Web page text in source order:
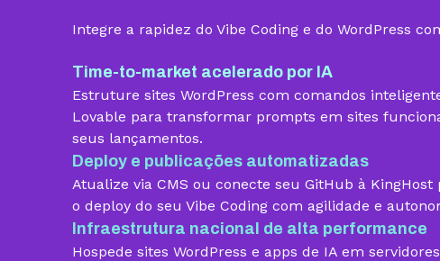
Armazenamento
Hospedagem gerenciada para
WordPress
Domínio grátis
Migração grátis
Vibe Coding
Integre a rapidez do Vibe Coding e do WordPress
Time-to-market acelerado por IA
Estruture sites WordPress com comandos
Lovable para transformar prompts em sites
seus lançamentos.
Deploy e publicações automatizadas
Atualize via CMS ou conecte seu GitHub à
o deploy do seu Vibe Coding com agilidade e
Infraestrutura nacional de alta performance
Hospede sites WordPress e apps de IA em